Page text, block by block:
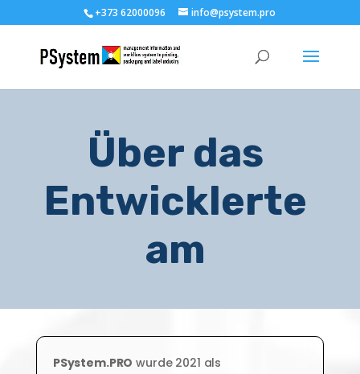
+373 62000096 info@psystem.pro
Über das
Entwicklerte
am
PSystem.PRO wurde 2021 als